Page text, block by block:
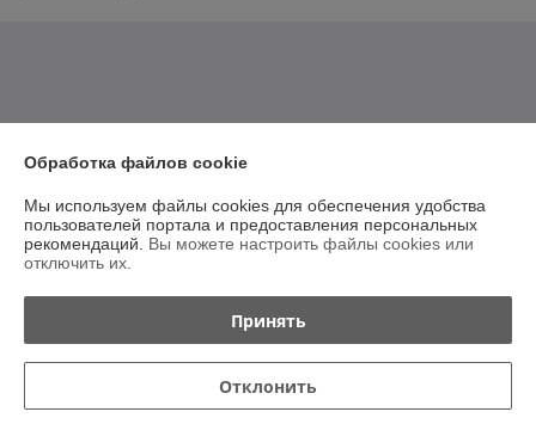
Обработка файлов cookie
Мы используем файлы cookies для обеспечения удобства
пользователей портала и предоставления персональных
рекомендаций. Вы можете настроить файлы cookies или
отключить их.
Принять
Отклонить